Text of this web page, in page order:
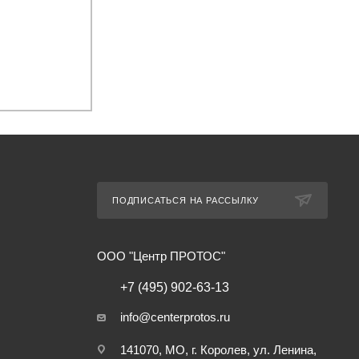
ПОДПИСАТЬСЯ НА РАССЫЛКУ
ООО "Центр ПРОТОС"
+7 (495) 902-63-13
info@centerprotos.ru
141070, МО, г. Королев, ул. Ленина,